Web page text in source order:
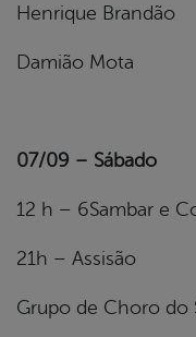
Henrique Brandão
Damião Mota
07/09 – Sábado
12 h – 6Sambar e
21h – Assisão
Grupo de Choro do